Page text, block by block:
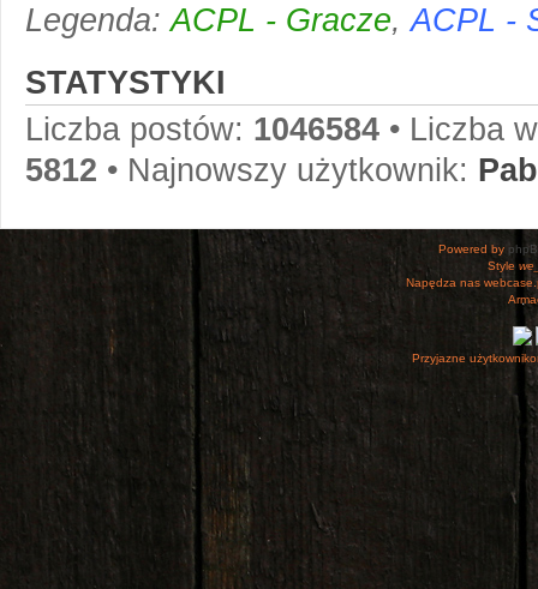
Legenda:ACPL - Gracze,ACPL -
STATYSTYKI
Liczba postów: 1046584 • Liczba
5812 • Najnowszy użytkownik:
Powered by
Style
Napędza nas
Przyjazne